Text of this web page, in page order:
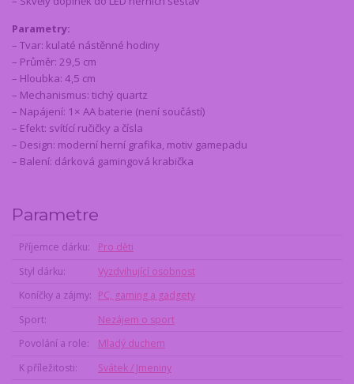
Parametry:
– Tvar: kulaté nástěnné hodiny
– Průměr: 29,5 cm
– Hloubka: 4,5 cm
– Mechanismus: tichý quartz
– Napájení: 1× AA baterie (není součástí)
– Efekt: svítící ručičky a čísla
– Design: moderní herní grafika, motiv gamepadu
– Balení: dárková gamingová krabička
Parametre
Příjemce dárku
Pro děti
Styl dárku
Vyzdvihující osobnost
Koníčky a zájmy
PC, gaming a gadgety
Sport
Nezájem o sport
Povolání a role
Mladý duchem
K příležitosti
Svátek / Jmeniny